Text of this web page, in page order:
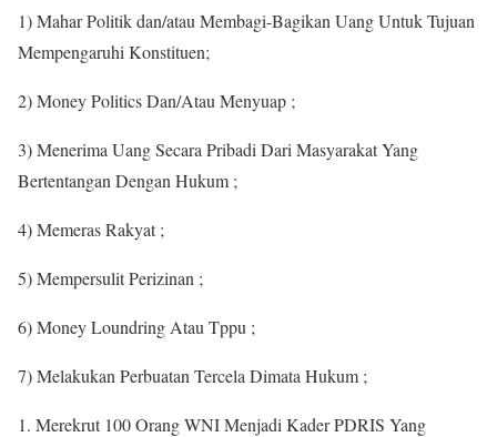
1) Mahar Politik dan/atau Membagi-Bagikan Uang Untuk Tujuan
Mempengaruhi Konstituen;
2) Money Politics Dan/Atau Menyuap ;
3) Menerima Uang Secara Pribadi Dari Masyarakat Yang
Bertentangan Dengan Hukum ;
4) Memeras Rakyat ;
5) Mempersulit Perizinan ;
6) Money Loundring Atau Tppu ;
7) Melakukan Perbuatan Tercela Dimata Hukum ;
Merekrut 100 Orang WNI Menjadi Kader PDRIS Yang